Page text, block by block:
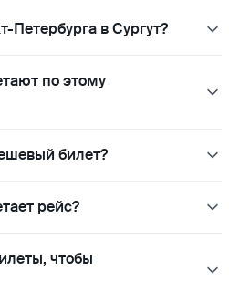
Петербурга в Сургут?
по этому
билет?
рейс?
чтобы